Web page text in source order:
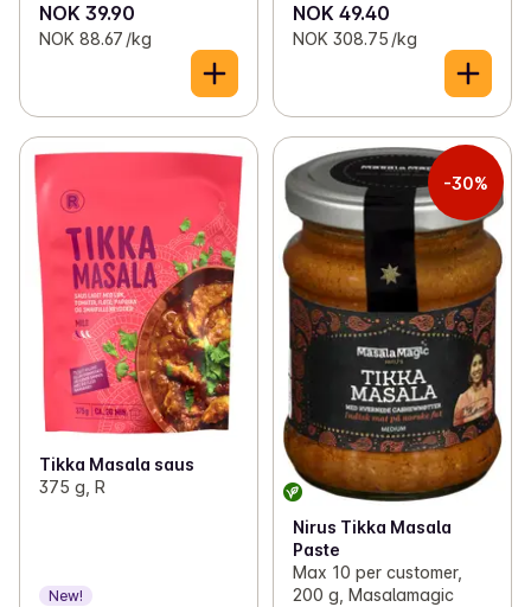
NOK 39.90
NOK 88.67 /kg
NOK 49.40
NOK 308.75 /kg
Tikka Masala saus
375 g, R
New!
-30%
Nirus Tikka Masala
Paste
Max 10 per customer,
200 g, Masalamagic